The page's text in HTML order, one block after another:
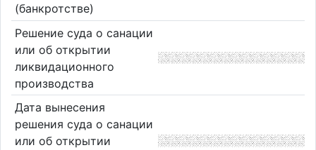
(банкротстве)
Решение суда о санации
или об открытии
ликвидационного
производства
Дата вынесения
решения суда о санации
или об открытии